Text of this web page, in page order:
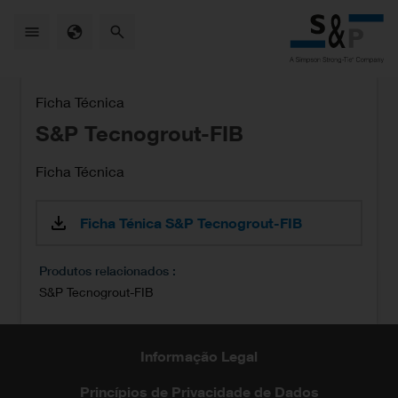
Ficha Técnica
S&P Tecnogrout-FIB
Ficha Técnica
Ficha Ténica S&P Tecnogrout-FIB
Produtos relacionados
S&P Tecnogrout-FIB
Informação Legal
Princípios de Privacidade de Dados